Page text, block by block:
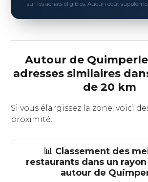
sur les achats éligibles. Aucun coût
Autour de
adresses similaires
de 20 km
Si vous élargissez la zone, voici
proximité.
📊 Classement des
restaurants dans un
autour de